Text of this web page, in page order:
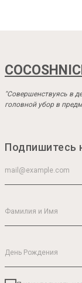
"Совершенствуясь в
головной убор в
Подпишитесь